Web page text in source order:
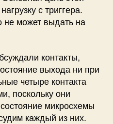
с триггера.
не может выдать на
контакты,
выхода ни при
четыре контакта
поскольку они
микросхемы
каждый из них.